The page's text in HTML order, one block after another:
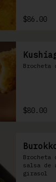
$86.00
Brocheta
$80.00
salsa de
girasol